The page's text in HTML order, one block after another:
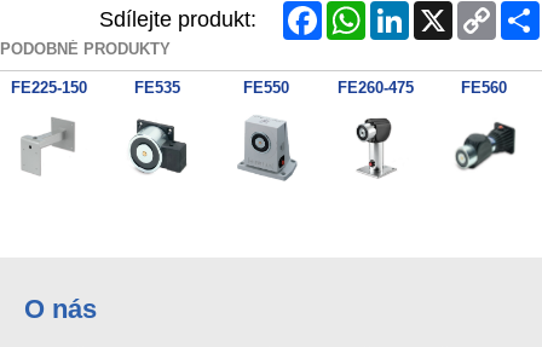
Sdílejte produkt: FacebookWhatsAppLinkedInX
Copy
Link
PODOBNÉ PRODUKTY
FE225-150 FE535 FE550 FE260-475 FE560
O nás